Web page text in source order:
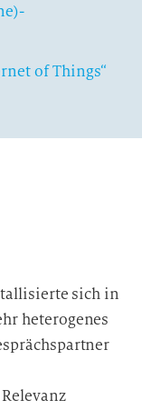
of Things“
sich in
heterogenes